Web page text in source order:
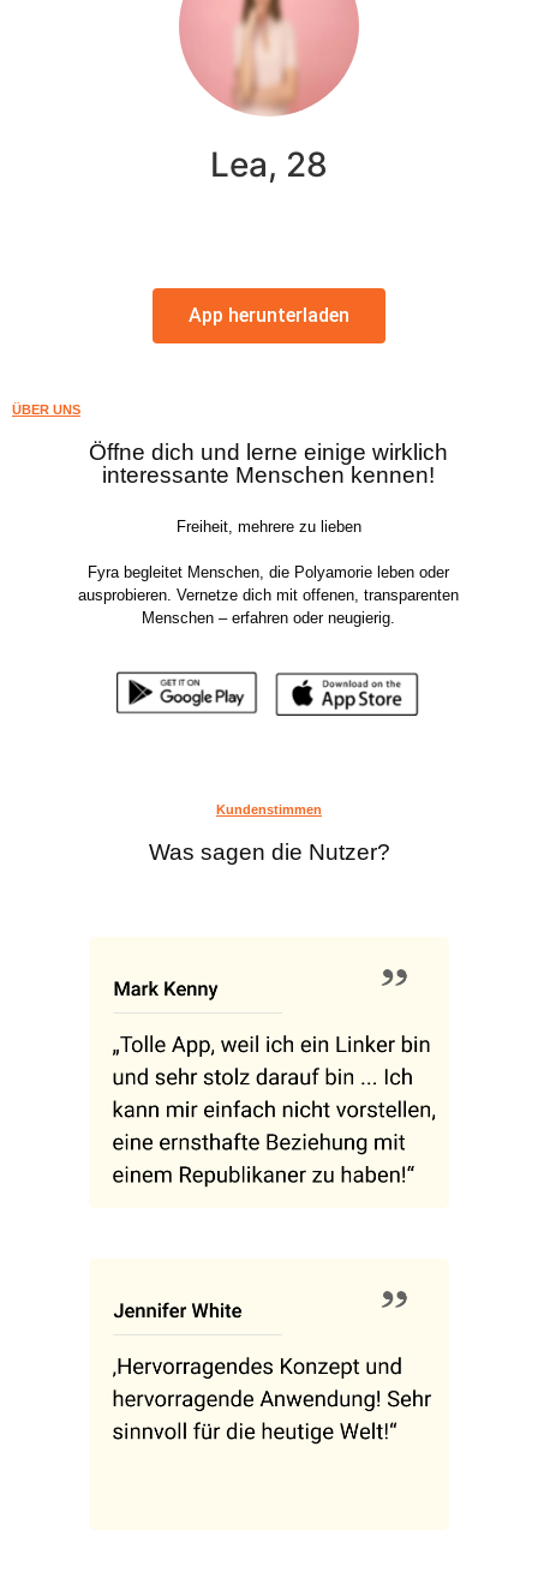
Lea, 28
App herunterladen
ÜBER UNS
Öffne dich und lerne einige wirklich
interessante Menschen kennen!
Freiheit, mehrere zu lieben
Fyra begleitet Menschen, die Polyamorie leben oder
ausprobieren. Vernetze dich mit offenen, transparenten
Menschen – erfahren oder neugierig.
Kundenstimmen
Was sagen die Nutzer?